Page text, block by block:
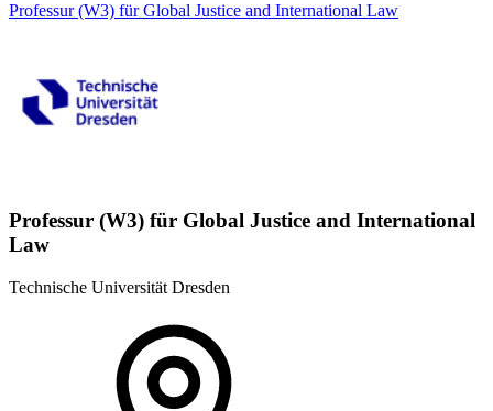
Professur (W3) für Global Justice and International Law
Professur (W3) für Global Justice and International
Law
Technische Universität Dresden